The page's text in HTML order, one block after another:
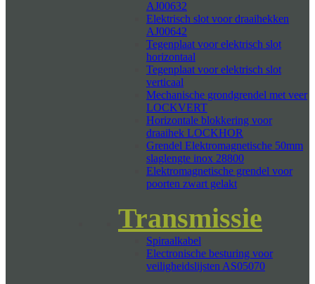
AJ00632
Elektrisch slot voor draaihekken
AJ00642
Tegenplaat voor elektrisch slot
horizontaal
Tegenplaat voor elektrisch slot
verticaal
Mechanische grondgrendel met veer
LOCKVERT
Horizontale blokkering voor
draaihek LOCKHOR
Grendel Elektromagnetische 50mm
slaglengte inox 28800
Elektromagnetische grendel voor
poorten zwart gelakt
Transmissie
Spiraalkabel
Electronische besturing voor
veiligheidslijsten AS05070